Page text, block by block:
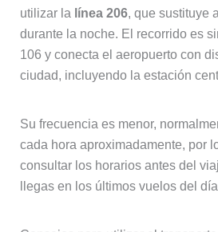
utilizar la línea 206, que sustituye
durante la noche. El recorrido es
106 y conecta el aeropuerto con
ciudad, incluyendo la estación
Su frecuencia es menor,
cada hora aproximadamente, por
consultar los horarios antes del
llegas en los últimos vuelos del